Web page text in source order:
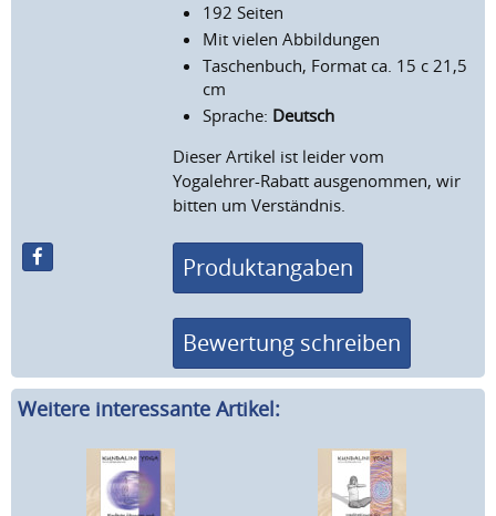
192 Seiten
Mit vielen Abbildungen
Taschenbuch, Format ca. 15 c 21,5
cm
Sprache: Deutsch
Dieser Artikel ist leider vom
Yogalehrer-Rabatt ausgenommen, wir
bitten um Verständnis.
Produktangaben
Bewertung schreiben
Weitere interessante Artikel: